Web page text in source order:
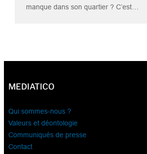
manque dans son quartier ? C’est…
MEDIATICO
Qui sommes-nous ?
Valeurs et déontologie
Communiqués de presse
Contact